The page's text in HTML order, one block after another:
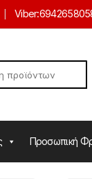
Viber:
Προσωπική